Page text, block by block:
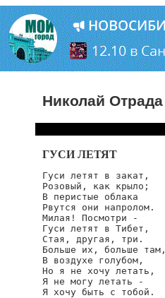
Николай Отрада
ГУСИ ЛЕТЯТ
Гуси летят в закат,
Розовый, как крыло;
В перистые облака
Рвутся они напролом.
Милая! Посмотри -
Гуси летят в Тибет,
Стая, другая, три.
Больше их, больше там,
В воздухе голубом,
Но я не хочу летать,
Я не могу летать -
Я хочу быть с тобой.